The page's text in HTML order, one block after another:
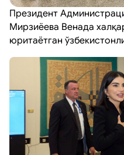
Президент
Мирзиёева Венада
юритаётган